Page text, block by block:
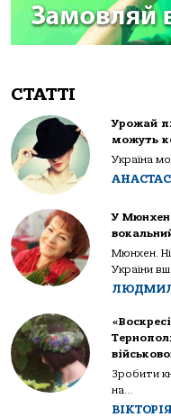
СТАТТІ
Урожай
можуть
Україна
У
Мюнхен.
України
Зробити
на...